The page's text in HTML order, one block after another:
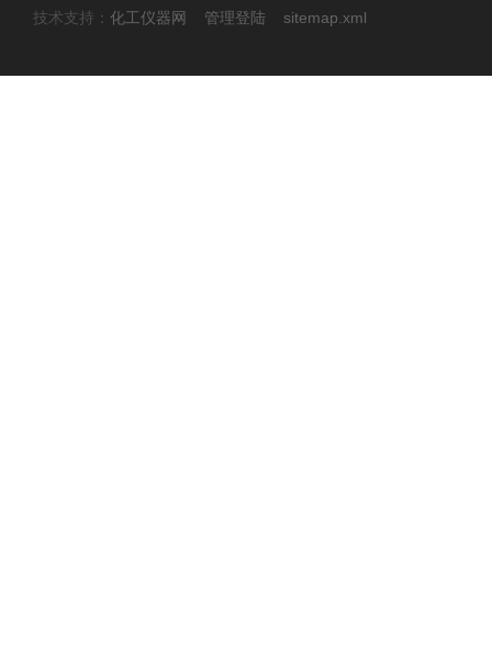
技术支持： 化工仪器网 管理登陆 sitemap.xml